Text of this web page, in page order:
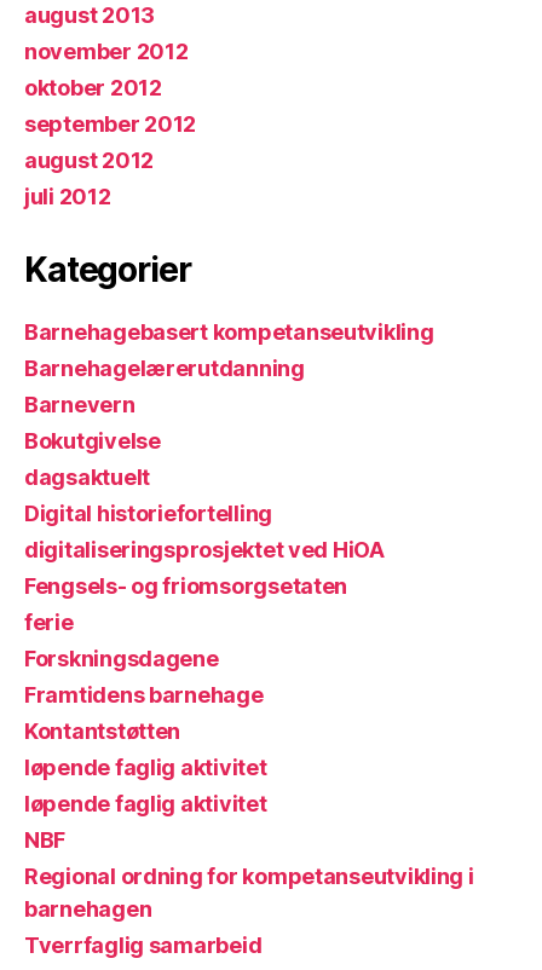
august 2013
november 2012
oktober 2012
september 2012
august 2012
juli 2012
Kategorier
Barnehagebasert kompetanseutvikling
Barnehagelærerutdanning
Barnevern
Bokutgivelse
dagsaktuelt
Digital historiefortelling
digitaliseringsprosjektet ved HiOA
Fengsels- og friomsorgsetaten
ferie
Forskningsdagene
Framtidens barnehage
Kontantstøtten
løpende faglig aktivitet
løpende faglig aktivitet
NBF
Regional ordning for kompetanseutvikling i
barnehagen
Tverrfaglig samarbeid